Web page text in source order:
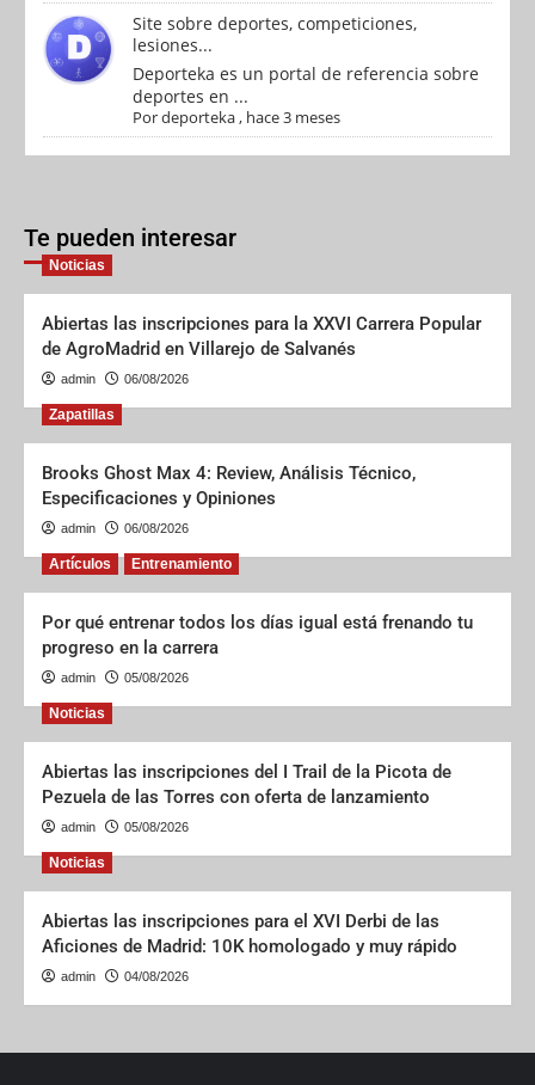
Site sobre deportes, competiciones,
lesiones...
Deporteka es un portal de referencia sobre
deportes en ...
Pordeporteka, hace 3 meses
Te pueden interesar
Noticias
Abiertas las inscripciones para la XXVI Carrera Popular
de AgroMadrid en Villarejo de Salvanés
admin 06/08/2026
Zapatillas
Brooks Ghost Max 4: Review, Análisis Técnico,
Especificaciones y Opiniones
admin 06/08/2026
Artículos Entrenamiento
Por qué entrenar todos los días igual está frenando tu
progreso en la carrera
admin 05/08/2026
Noticias
Abiertas las inscripciones del I Trail de la Picota de
Pezuela de las Torres con oferta de lanzamiento
admin 05/08/2026
Noticias
Abiertas las inscripciones para el XVI Derbi de las
Aficiones de Madrid: 10K homologado y muy rápido
admin 04/08/2026